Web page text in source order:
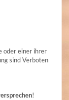
oder einer ihrer
sind Verboten
!